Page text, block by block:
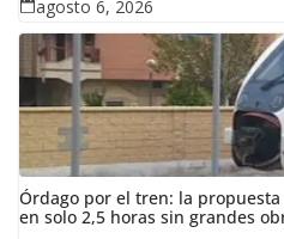
agosto 6, 2026
Órdago por el tren: la
en solo 2,5 horas sin grandes